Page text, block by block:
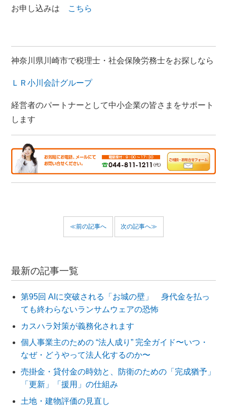
お申し込みは こちら
神奈川県川崎市で税理士・社会保険労務士をお探しなら
ＬＲ小川会計グループ
経営者のパートナーとして中小企業の皆さまをサポート
します
≪前の記事へ 次の記事へ≫
最新の記事一覧
第95回 AIに突破される「お城の壁」 身代金を払っ
ても終わらないランサムウェアの恐怖
カスハラ対策が義務化されます
個人事業主のための “法人成り” 完全ガイド〜いつ・
なぜ・どうやって法人化するのか〜
売掛金・貸付金の時効と、防衛のための「完成猶予」
「更新」「援用」の仕組み
土地・建物評価の見直し